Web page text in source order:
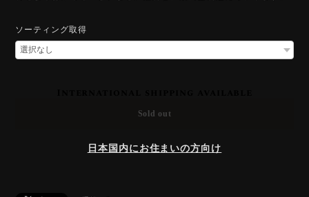
ソーティング取得
Sold out
日本国内にお住まいの方向け